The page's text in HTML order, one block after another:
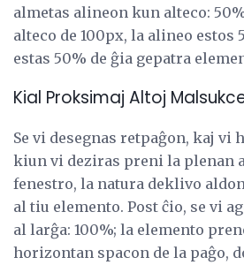
almetas alineon kun alteco:
alteco de 100px, la alineo
estas 50% de ĝia gepatra
Kial Proksimaj Altoj
Se vi desegnas retpaĝon, kaj vi
kiun vi deziras preni la plenan
fenestro, la natura deklivo
al tiu elemento. Post ĉio, se vi
al larĝa: 100%; la elemento
horizontan spacon de la paĝo,